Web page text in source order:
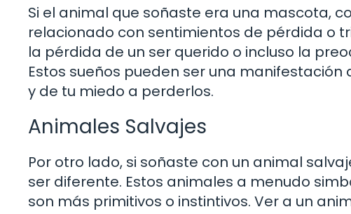
Si el animal que soñaste era una mascota,
relacionado con sentimientos de pérdida o
la pérdida de un ser querido o incluso la
Estos sueños pueden ser una
y de tu miedo a perderlos.
Animales Salvajes
Por otro lado, si soñaste con un animal
ser diferente. Estos animales a menudo
son más primitivos o instintivos. Ver a un